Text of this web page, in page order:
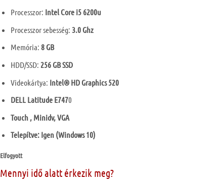
Processzor: Intel Core i5 6200u
Processzor sebesség: 3.0 Ghz
Memória: 8 GB
HDD/SSD: 256 GB SSD
Videokártya: Intel® HD Graphics 520
DELL Latitude E7470
Touch , Minidv, VGA
Telepítve: Igen (Windows 10)
Elfogyott
Mennyi idő alatt érkezik meg?